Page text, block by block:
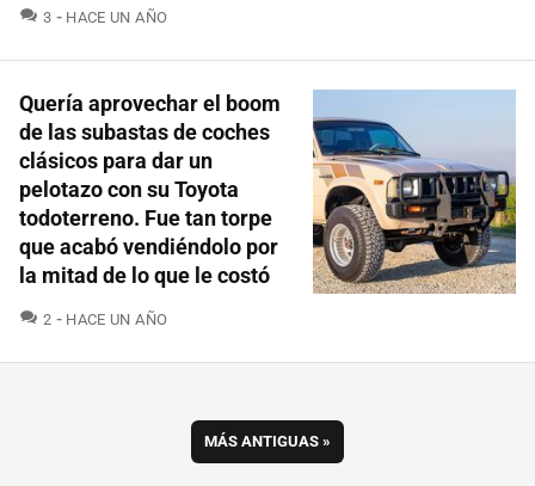
3 COMENTARIOS
HACE UN AÑO
Quería aprovechar el boom
de las subastas de coches
clásicos para dar un
pelotazo con su Toyota
todoterreno. Fue tan torpe
que acabó vendiéndolo por
la mitad de lo que le costó
2 COMENTARIOS
HACE UN AÑO
MÁS ANTIGUAS »